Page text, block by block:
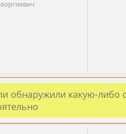
обнаружили какую-либо